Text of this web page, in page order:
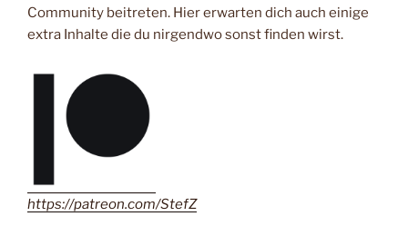
Community beitreten. Hier erwarten dich auch einige
extra Inhalte die du nirgendwo sonst finden wirst.
https://patreon.com/StefZ